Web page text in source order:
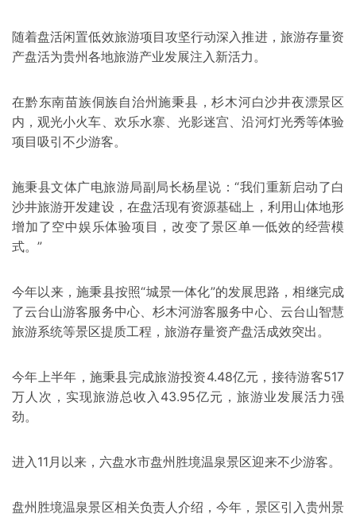
随着盘活闲置低效旅游项目攻坚行动深入推进，旅游存量资
产盘活为贵州各地旅游产业发展注入新活力。
在黔东南苗族侗族自治州施秉县，杉木河白沙井夜漂景区
内，观光小火车、欢乐水寨、光影迷宫、沿河灯光秀等体验
项目吸引不少游客。
施秉县文体广电旅游局副局长杨星说：“我们重新启动了白
沙井旅游开发建设，在盘活现有资源基础上，利用山体地形
增加了空中娱乐体验项目，改变了景区单一低效的经营模
式。”
今年以来，施秉县按照“城景一体化”的发展思路，相继完成
了云台山游客服务中心、杉木河游客服务中心、云台山智慧
旅游系统等景区提质工程，旅游存量资产盘活成效突出。
今年上半年，施秉县完成旅游投资4.48亿元，接待游客517
万人次，实现旅游总收入43.95亿元，旅游业发展活力强
劲。
进入11月以来，六盘水市盘州胜境温泉景区迎来不少游客。
盘州胜境温泉景区相关负责人介绍，今年，景区引入贵州景